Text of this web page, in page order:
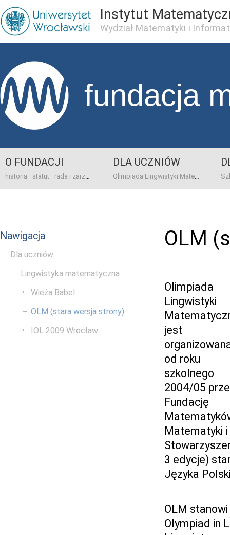
Instytut
Wydział Matematyki i
fundacja
O FUNDACJI
historia statut rada i zarząd dane bankowo-adresowe kontakt
DLA UCZNIÓW
Olimpiada Lingwistyki Matematycznej
Nawigacja
Dla uczniów
Lingwistyka matematyczna
Wieża Babel
OLM (stara wersja strony)
IOL 2009 Wrocław
OLM
Olimpiada
Lingwistyki
jest
od roku
szkolnego
2004/05
Fundację
Matematyki
3 edycje)
Języka
OLM
Olympiad in